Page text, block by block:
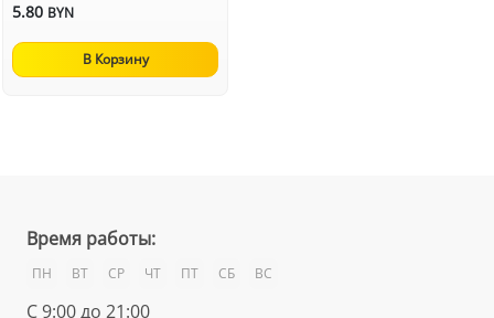
5.80 BYN
В Корзину
Время работы:
ПН ВТ СР ЧТ ПТ СБ ВС
С 9:00 до 21:00